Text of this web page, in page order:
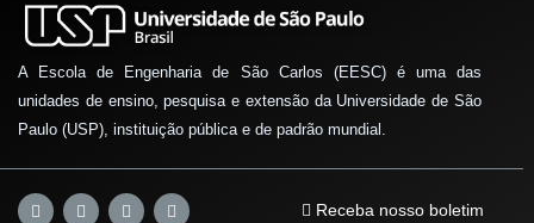
A Escola de Engenharia de São Carlos (EESC) é uma das
unidades de ensino, pesquisa e extensão da Universidade de São
Paulo (USP), instituição pública e de padrão mundial.
Receba nosso boletim